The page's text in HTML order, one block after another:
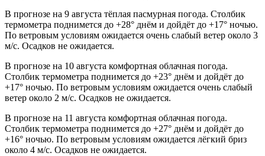
В прогнозе на 9 августа тёплая пасмурная погода. Столбик
термометра поднимется до +28° днём и дойдёт до +17° ночью.
По ветровым условиям ожидается очень слабый ветер около 3
м/с. Осадков не ожидается.
В прогнозе на 10 августа комфортная облачная погода.
Столбик термометра поднимется до +23° днём и дойдёт до
+17° ночью. По ветровым условиям ожидается очень слабый
ветер около 2 м/с. Осадков не ожидается.
В прогнозе на 11 августа комфортная облачная погода.
Столбик термометра поднимется до +27° днём и дойдёт до
+16° ночью. По ветровым условиям ожидается лёгкий бриз
около 4 м/с. Осадков не ожидается.